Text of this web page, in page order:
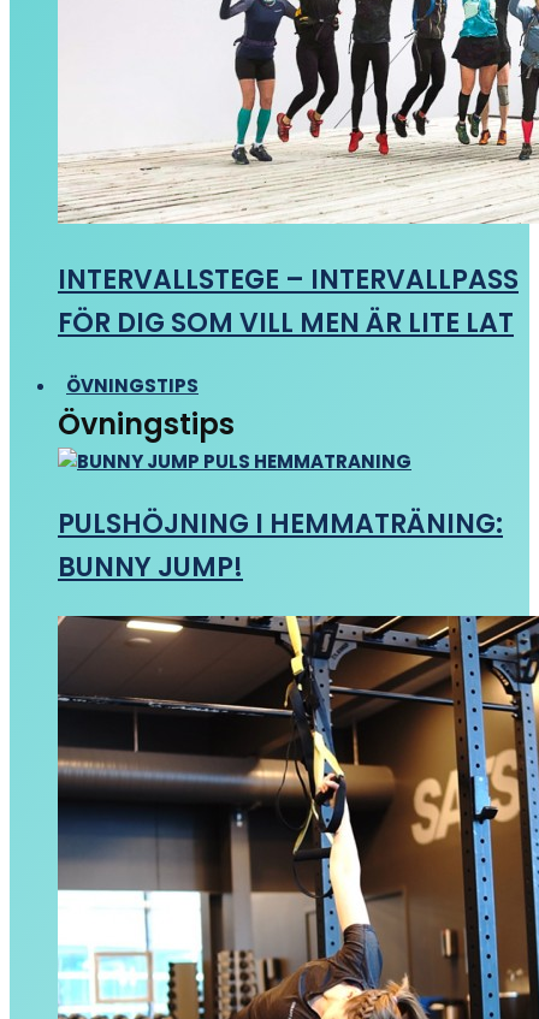
INTERVALLSTEGE – INTERVALLPASS
FÖR DIG SOM VILL MEN ÄR LITE LAT
ÖVNINGSTIPS
Övningstips
PULSHÖJNING I HEMMATRÄNING:
BUNNY JUMP!